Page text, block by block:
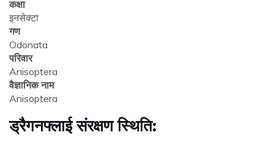
कक्षा
इनसेक्टा
गण
Odonata
परिवार
Anisoptera
वैज्ञानिक नाम
Anisoptera
ड्रैगनफ्लाई संरक्षण स्थिति: